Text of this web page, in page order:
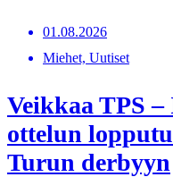
01.08.2026
Miehet, Uutiset
Veikkaa TPS
ottelun
Turun derbyyn